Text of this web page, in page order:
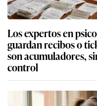
Los expertos en
guardan recibos o
son acumuladores,
control